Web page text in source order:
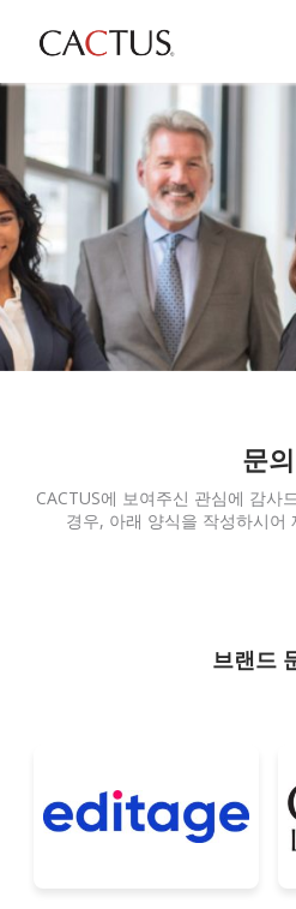
문의
CACTUS에 보여주신 관심에 감사
경우, 아래 양식을 작성하시어
브랜드